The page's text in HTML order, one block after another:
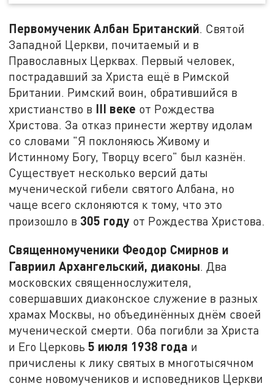
Первомученик Албан Британский. Святой
Западной Церкви, почитаемый и в
Православных Церквах. Первый человек,
пострадавший за Христа ещё в Римской
Британии. Римский воин, обратившийся в
христианство в III веке от Рождества
Христова. За отказ принести жертву идолам
со словами "Я поклоняюсь Живому и
Истинному Богу, Творцу всего" был казнён.
Существует несколько версий даты
мученической гибели святого Албана, но
чаще всего склоняются к тому, что это
произошло в 305 году от Рождества Христова.
Священномученики Феодор Смирнов и
Гавриил Архангельский, диаконы. Два
московских священнослужителя,
совершавших диаконское служение в разных
храмах Москвы, но объединённых днём своей
мученической смерти. Оба погибли за Христа
и Его Церковь5 июля 1938 года и
причислены к лику святых в многотысячном
сонме новомучеников и исповедников Церкви